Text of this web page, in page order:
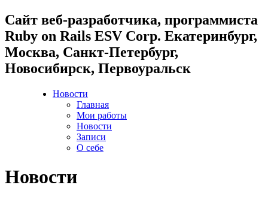
Cайт веб-разработчика, программиста
Ruby on Rails ESV Corp. Екатеринбург,
Москва, Санкт-Петербург,
Новосибирск, Первоуральск
Новости
Главная
Мои работы
Новости
Записи
О себе
Новости